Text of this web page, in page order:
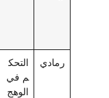
رمادي
التحك
م في
الوهج